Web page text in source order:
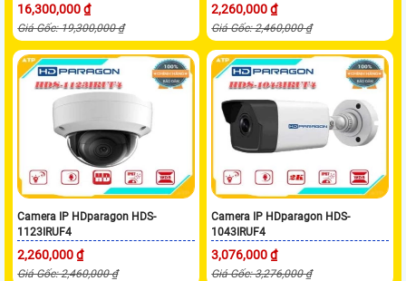
16,300,000 ₫
Giá Gốc: 19,300,000 ₫
2,260,000 ₫
Giá Gốc: 2,460,000 ₫
Camera IP HDparagon HDS-
1123IRUF4
2,260,000 ₫
Giá Gốc: 2,460,000 ₫
Camera IP HDparagon HDS-
1043IRUF4
3,076,000 ₫
Giá Gốc: 3,276,000 ₫